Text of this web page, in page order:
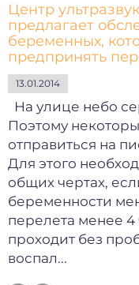
Центр
предлагает
беременных,
предпринять
13.01.2014
На улице небо
Поэтому
отправиться на
Для этого
общих чертах,
беременности
перелета менее 4
проходит без
воспал...